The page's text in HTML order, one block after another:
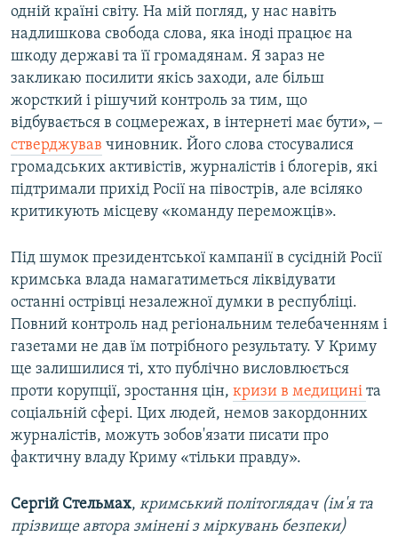
одній країні світу. На мій погляд, у нас навіть
надлишкова свобода слова, яка іноді працює на
шкоду державі та її громадянам. Я зараз не
закликаю посилити якісь заходи, але більш
жорсткий і рішучий контроль за тим, що
відбувається в соцмережах, в інтернеті має бути», ‒
стверджував чиновник. Його слова стосувалися
громадських активістів, журналістів і блогерів, які
підтримали прихід Росії на півострів, але всіляко
критикують місцеву «команду переможців».
Під шумок президентської кампанії в сусідній Росії
кримська влада намагатиметься ліквідувати
останні острівці незалежної думки в республіці.
Повний контроль над регіональним телебаченням і
газетами не дав їм потрібного результату. У Криму
ще залишилися ті, хто публічно висловлюється
проти корупції, зростання цін, кризи в медицині та
соціальній сфері. Цих людей, немов закордонних
журналістів, можуть зобов'язати писати про
фактичну владу Криму «тільки правду».
Сергій Стельмах, кримський політоглядач (ім'я та
прізвище автора змінені з міркувань безпеки)